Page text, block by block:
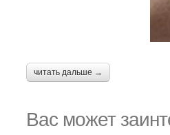
читать дальше →
Вас может